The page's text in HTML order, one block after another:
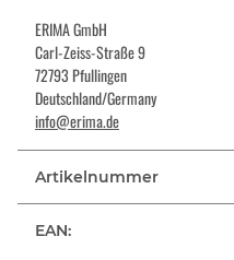
ERIMA GmbH
Carl-Zeiss-Straße 9
72793 Pfullingen
Deutschland/Germany
info@erima.de
Artikelnummer
EAN: